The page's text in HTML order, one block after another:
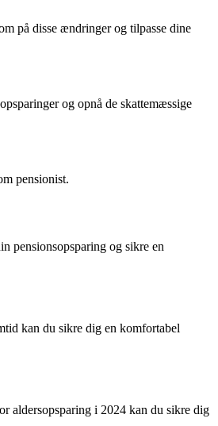
på disse ændringer og tilpasse dine
og opnå de skattemæssige
pensionist.
pensionsopsparing og sikre en
kan du sikre dig en komfortabel
aldersopsparing i 2024 kan du sikre dig